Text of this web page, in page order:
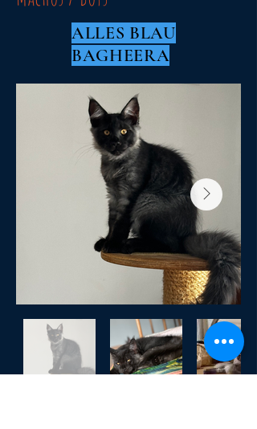
ALLES BLAU
BAGHEERA